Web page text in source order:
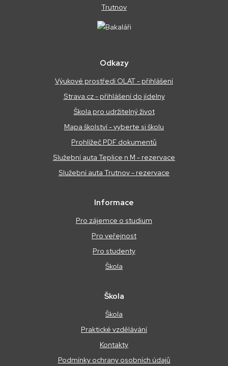
Trutnov
Odkazy
Výukové prostředí OLAT - přihlášení
Strava.cz - přihlášení do jídelny
Škola pro udržitelný život
Mapa školství - vyberte si školu
Prohlížeč PDF dokumentů
Služební auta Teplice n M - rezervace
Služební auta Trutnov - rezervace
Informace
Pro zájemce o studium
Pro veřejnost
Pro studenty
Škola
Škola
Škola
Praktické vzdělávání
Kontakty
Podmínky ochrany osobních údajů